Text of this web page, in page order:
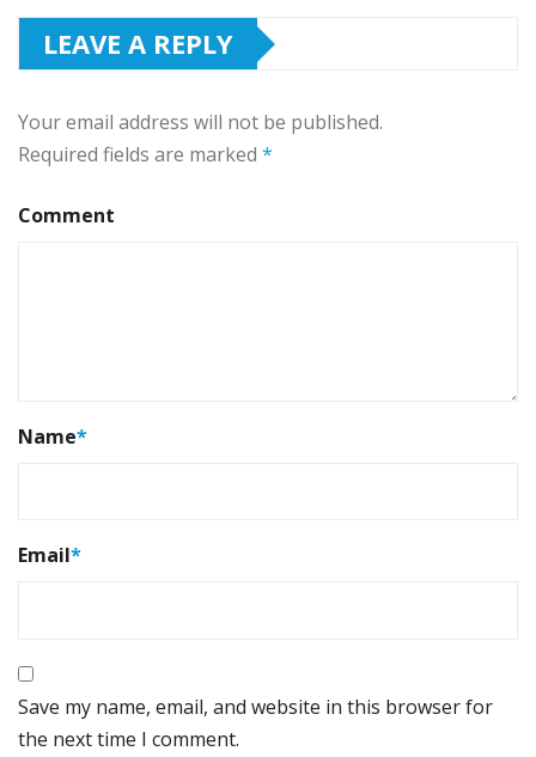
LEAVE A REPLY
Your email address will not be published.
Required fields are marked *
Comment
Name*
Email*
Save my name, email, and website in this browser for
the next time I comment.